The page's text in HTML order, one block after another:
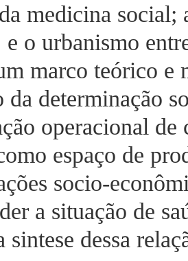
medicina
e o urbanismo
marco teórico e
da determinação
operacional de
espaço de
socio-
a situação de
sintese dessa